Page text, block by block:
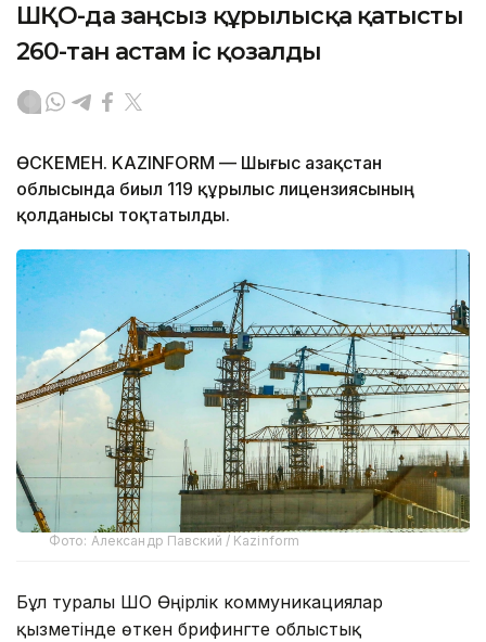
ШҚО-да заңсыз құрылысқа қатысты
260-тан астам іс қозғалды
ӨСКЕМЕН. KAZINFORM — Шығыс Қазақстан
облысында биыл 119 құрылыс лицензиясының
қолданысы тоқтатылды.
Фото: Александр Павский / Kazinform
Бұл туралы ШҚО Өңірлік коммуникациялар
қызметінде өткен брифингте облыстық